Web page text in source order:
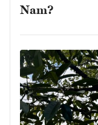
Nam?